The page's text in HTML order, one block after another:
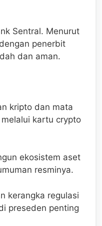
Sentral. Menurut
penerbit
dan aman.
kripto dan mata
kartu crypto
ekosistem aset
resminya.
kerangka regulasi
preseden penting